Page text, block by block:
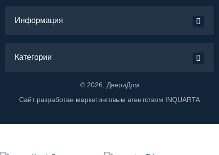
Информация
Категории
© 2026 , ДвериДом
Сайт разработан маркетинговым агентством INQUARTA